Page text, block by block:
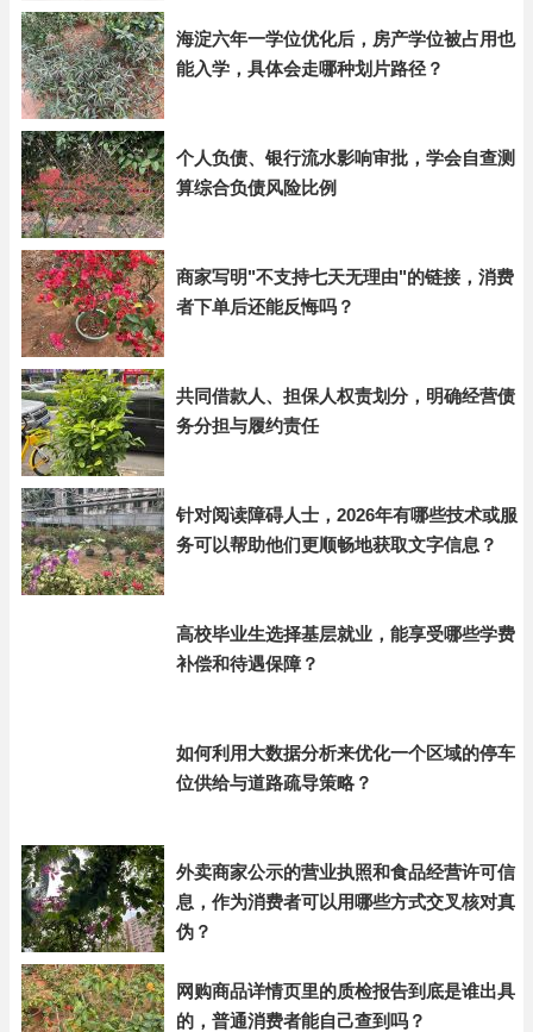
海淀六年一学位优化后，房产学位被占用也
能入学，具体会走哪种划片路径？
个人负债、银行流水影响审批，学会自查测
算综合负债风险比例
商家写明"不支持七天无理由"的链接，消费
者下单后还能反悔吗？
共同借款人、担保人权责划分，明确经营债
务分担与履约责任
针对阅读障碍人士，2026年有哪些技术或服
务可以帮助他们更顺畅地获取文字信息？
高校毕业生选择基层就业，能享受哪些学费
补偿和待遇保障？
如何利用大数据分析来优化一个区域的停车
位供给与道路疏导策略？
外卖商家公示的营业执照和食品经营许可信
息，作为消费者可以用哪些方式交叉核对真
伪？
网购商品详情页里的质检报告到底是谁出具
的，普通消费者能自己查到吗？